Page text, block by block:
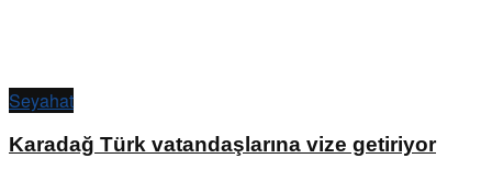
Seyahat
Karadağ Türk vatandaşlarına vize getiriyor